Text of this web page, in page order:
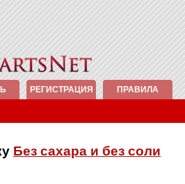
РЕГИСТРАЦИЯ ПРАВИЛА
Без сахара и без соли